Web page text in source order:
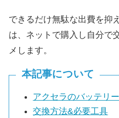
できるだけ無駄な出費を抑
は、ネットで購入し自分で
メします。
本記事について
アクセラのバッテリ
交換方法&必要工具